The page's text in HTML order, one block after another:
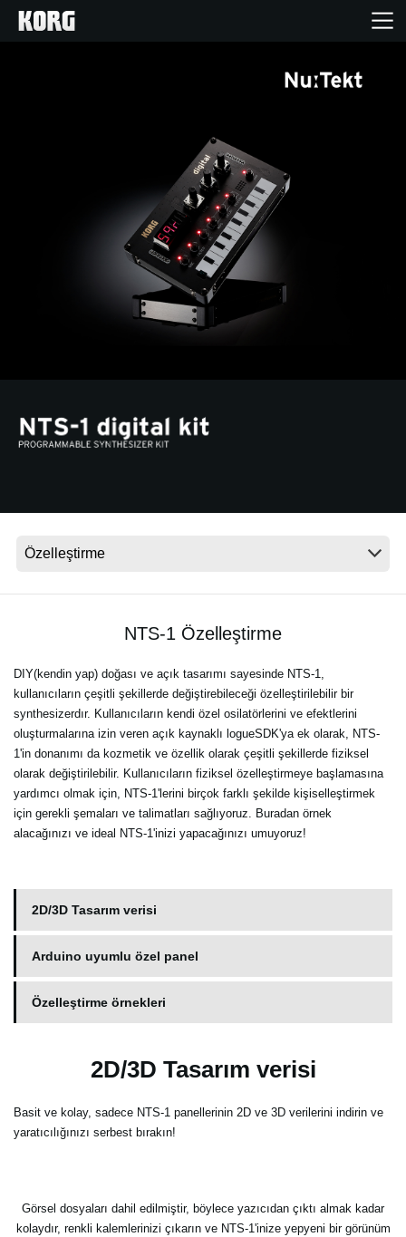
Haberler
KORG Hakkında
NTS-1 Özelleştirme
DIY(kendin yap) doğası ve açık tasarımı sayesinde NTS-1,
kullanıcıların çeşitli şekillerde değiştirebileceği özelleştirilebilir bir
synthesizerdır. Kullanıcıların kendi özel osilatörlerini ve efektlerini
oluşturmalarına izin veren açık kaynaklı logueSDK'ya ek olarak, NTS-
1'in donanımı da kozmetik ve özellik olarak çeşitli şekillerde fiziksel
olarak değiştirilebilir. Kullanıcıların fiziksel özelleştirmeye başlamasına
yardımcı olmak için, NTS-1'lerini birçok farklı şekilde kişiselleştirmek
için gerekli şemaları ve talimatları sağlıyoruz. Buradan örnek
alacağınızı ve ideal NTS-1'inizi yapacağınızı umuyoruz!
2D/3D Tasarım verisi
Arduino uyumlu özel panel
Özelleştirme örnekleri
2D/3D Tasarım verisi
Basit ve kolay, sadece NTS-1 panellerinin 2D ve 3D verilerini indirin ve
yaratıcılığınızı serbest bırakın!
Görsel dosyaları dahil edilmiştir, böylece yazıcıdan çıktı almak kadar
kolaydır, renkli kalemlerinizi çıkarın ve NTS-1'inize yepyeni bir görünüm